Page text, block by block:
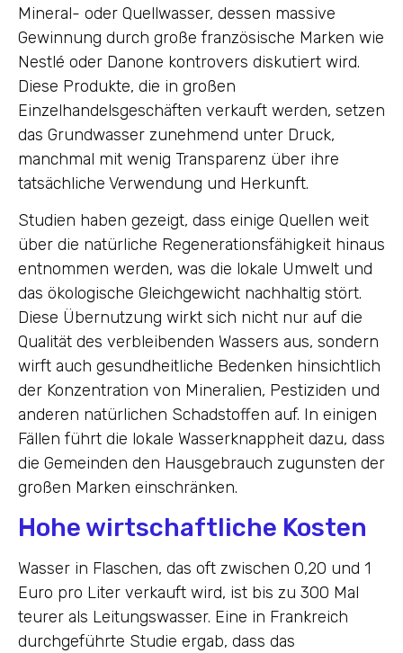
Mineral- oder Quellwasser, dessen massive
Gewinnung durch große französische Marken wie
Nestlé oder Danone kontrovers diskutiert wird.
Diese Produkte, die in großen
Einzelhandelsgeschäften verkauft werden, setzen
das Grundwasser zunehmend unter Druck,
manchmal mit wenig Transparenz über ihre
tatsächliche Verwendung und Herkunft.
Studien haben gezeigt, dass einige Quellen weit
über die natürliche Regenerationsfähigkeit hinaus
entnommen werden, was die lokale Umwelt und
das ökologische Gleichgewicht nachhaltig stört.
Diese Übernutzung wirkt sich nicht nur auf die
Qualität des verbleibenden Wassers aus, sondern
wirft auch gesundheitliche Bedenken hinsichtlich
der Konzentration von Mineralien, Pestiziden und
anderen natürlichen Schadstoffen auf. In einigen
Fällen führt die lokale Wasserknappheit dazu, dass
die Gemeinden den Hausgebrauch zugunsten der
großen Marken einschränken.
Hohe wirtschaftliche Kosten
Wasser in Flaschen, das oft zwischen 0,20 und 1
Euro pro Liter verkauft wird, ist bis zu 300 Mal
teurer als Leitungswasser. Eine in Frankreich
durchgeführte Studie ergab, dass das